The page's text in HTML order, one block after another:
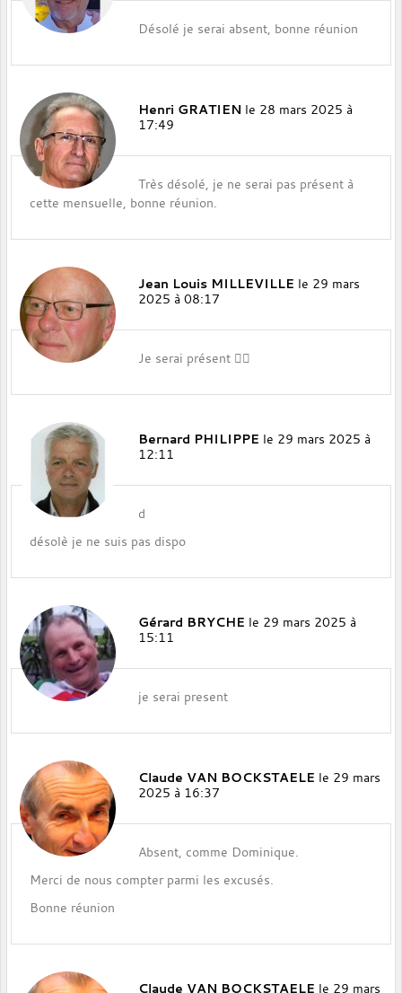
Désolé je serai absent, bonne réunion
Henri GRATIEN le 28 mars 2025 à
17:49
Très désolé, je ne serai pas présent à
cette mensuelle, bonne réunion.
Jean Louis MILLEVILLE le 29 mars
2025 à 08:17
Je serai présent 🚴‍♂️
Bernard PHILIPPE le 29 mars 2025 à
12:11
d
désolè je ne suis pas dispo
Gérard BRYCHE le 29 mars 2025 à
15:11
je serai present
Claude VAN BOCKSTAELE le 29 mars
2025 à 16:37
Absent, comme Dominique.
Merci de nous compter parmi les excusés.
Bonne réunion
Claude VAN BOCKSTAELE le 29 mars